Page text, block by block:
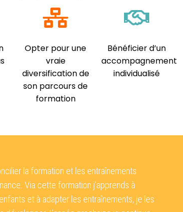
Opter pour une
vraie
diversification de
son parcours de
formation
Bénéficier d’un
accompagnement
individualisé
la formation et les entraînements
Via cette formation j’apprends à
et à adapter les entraînements, je les